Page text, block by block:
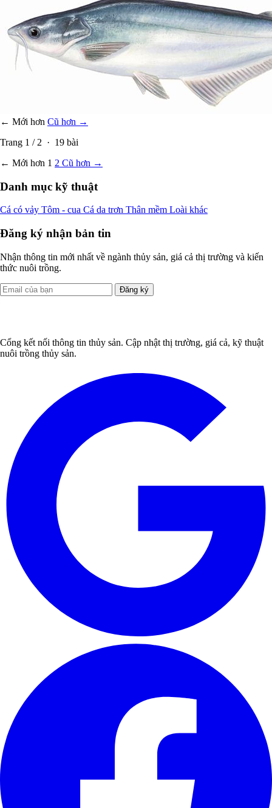
← Mới hơn Cũ hơn →
Trang 1 / 2 · 19 bài
← Mới hơn 1 2 Cũ hơn →
Danh mục kỹ thuật
Cá có vảy Tôm - cua Cá da trơn Thân mềm Loài khác
Đăng ký nhận bản tin
Nhận thông tin mới nhất về ngành thủy sản, giá cả thị trường và kiến
thức nuôi trồng.
Đăng ký
Cổng kết nối thông tin thủy sản. Cập nhật thị trường, giá cả, kỹ thuật
nuôi trồng thủy sản.